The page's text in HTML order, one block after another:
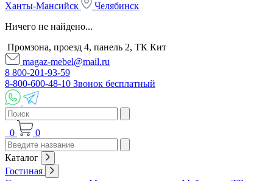
Ханты-Мансийск
Челябинск
Ничего не найдено...
Промзона, проезд 4, панель 2, ТК Кит
magaz-mebel@mail.ru
8 800-201-93-59
8-800-600-48-10 Звонок бесплатный
0 0
Каталог
Гостиная